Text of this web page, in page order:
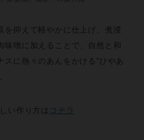
を抑えて軽やかに仕上げ、煮浸
噌に加えることで、自然と和
に熱々のあんをかける“ひやあ
い作り方は コチラ